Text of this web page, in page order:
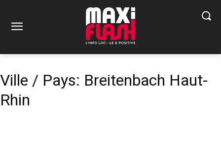
Ville / Pays: Breitenbach Haut-
Rhin